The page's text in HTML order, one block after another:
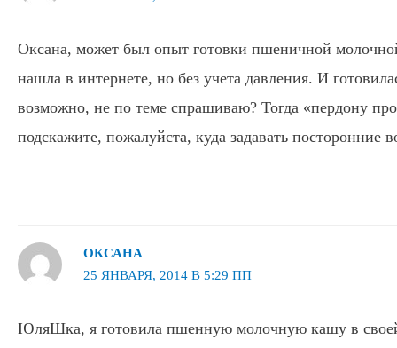
Оксана, может был опыт готовки пшеничной
нашла в интернете, но без учета давления. И
возможно, не по теме спрашиваю? Тогда «пердону
подскажите, пожалуйста, куда задавать посторонние
ОКСАНА
25 ЯНВАРЯ, 2014 В 5:29 ПП
ЮляШка, я готовила пшенную молочную кашу в